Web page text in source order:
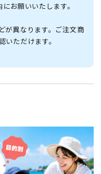
お願いいたします。
が異なります。ご注文商
ただけます。